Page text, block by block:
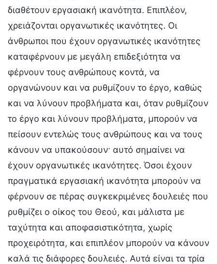
διαθέτουν εργασιακή ικανότητα. Επιπλέον,
χρειάζονται οργανωτικές ικανότητες. Οι
άνθρωποι που έχουν οργανωτικές ικανότητες
καταφέρνουν με μεγάλη επιδεξιότητα να
φέρνουν τους ανθρώπους κοντά, να
οργανώνουν και να ρυθμίζουν το έργο, καθώς
και να λύνουν προβλήματα και, όταν ρυθμίζουν
το έργο και λύνουν προβλήματα, μπορούν να
πείσουν εντελώς τους ανθρώπους και να τους
κάνουν να υπακούσουν· αυτό σημαίνει να
έχουν οργανωτικές ικανότητες. Όσοι έχουν
πραγματικά εργασιακή ικανότητα μπορούν να
φέρνουν σε πέρας συγκεκριμένες δουλειές που
ρυθμίζει ο οίκος του Θεού, και μάλιστα με
ταχύτητα και αποφασιστικότητα, χωρίς
προχειρότητα, και επιπλέον μπορούν να κάνουν
καλά τις διάφορες δουλειές. Αυτά είναι τα τρία